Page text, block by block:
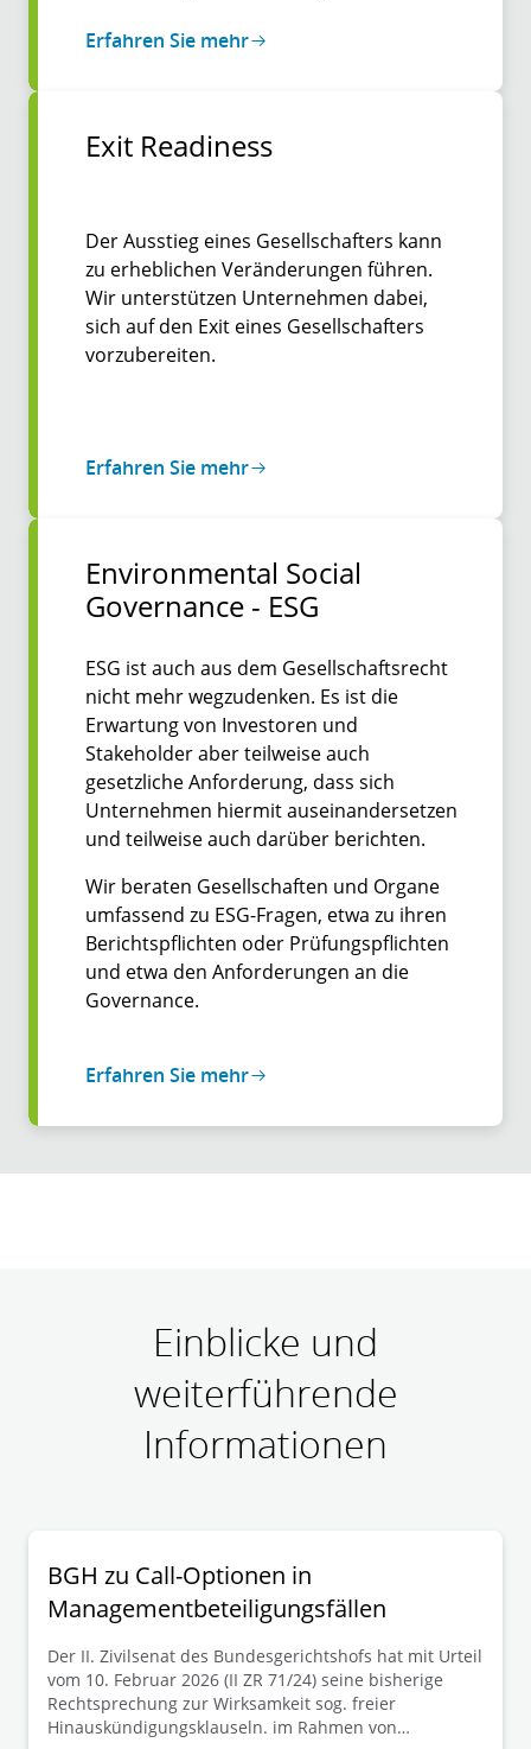
Erfahren Sie mehr
Exit Readiness
Der Ausstieg eines Gesellschafters kann
zu erheblichen Veränderungen führen.
Wir unterstützen Unternehmen dabei,
sich auf den Exit eines Gesellschafters
vorzubereiten.
Erfahren Sie mehr
Environmental Social
Governance - ESG
ESG ist auch aus dem Gesellschaftsrecht
nicht mehr wegzudenken. Es ist die
Erwartung von Investoren und
Stakeholder aber teilweise auch
gesetzliche Anforderung, dass sich
Unternehmen hiermit auseinandersetzen
und teilweise auch darüber berichten.
Wir beraten Gesellschaften und Organe
umfassend zu ESG-Fragen, etwa zu ihren
Berichtspflichten oder Prüfungspflichten
und etwa den Anforderungen an die
Governance.
Erfahren Sie mehr
Einblicke und
weiterführende
Informationen
BGH zu Call-Optionen in
Managementbeteiligungsfällen
Der II. Zivilsenat des Bundesgerichtshofs hat mit Urteil
vom 10. Februar 2026 (II ZR 71/24) seine bisherige
Rechtsprechung zur Wirksamkeit sog. freier
Hinauskündigungsklauseln. im Rahmen von